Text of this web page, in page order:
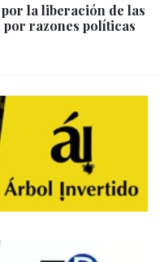
la liberación de las
razones políticas